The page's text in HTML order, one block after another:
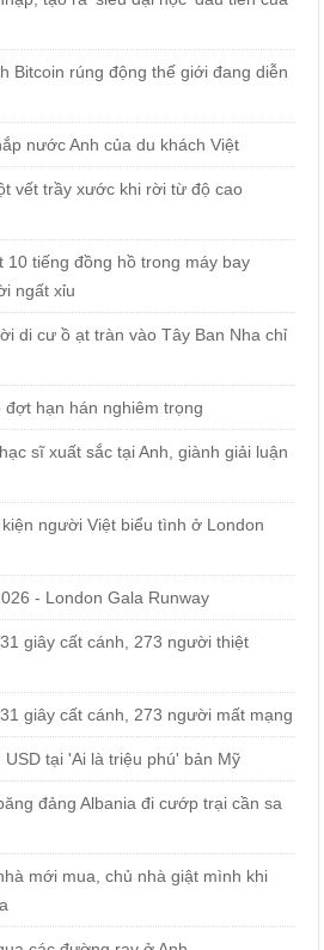
Bitcoin rúng động thế giới đang diễn
nước Anh của du khách Việt
vết trầy xước khi rời từ độ cao
10 tiếng đồng hồ trong máy bay
ngất xỉu
di cư ồ ạt tràn vào Tây Ban Nha chỉ
hạn hán nghiêm trọng
sĩ xuất sắc tại Anh, giành giải luận
người Việt biểu tình ở London
- London Gala Runway
giây cất cánh, 273 người thiệt
giây cất cánh, 273 người mất mạng
tại 'Ai là triệu phú' bản Mỹ
đảng Albania đi cướp trại cần sa
mới mua, chủ nhà giật mình khi